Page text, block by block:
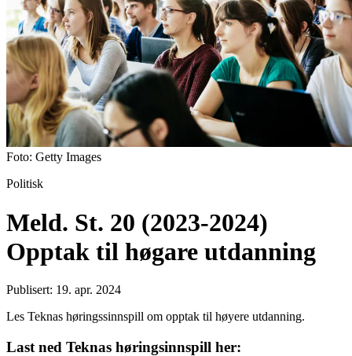
Foto: Getty Images
Politisk
Meld. St. 20 (2023-2024)
Opptak til høgare utdanning​
Publisert: 19. apr. 2024
Les Teknas høringssinnspill om opptak til høyere utdanning.
Last ned Teknas høringsinnspill her: